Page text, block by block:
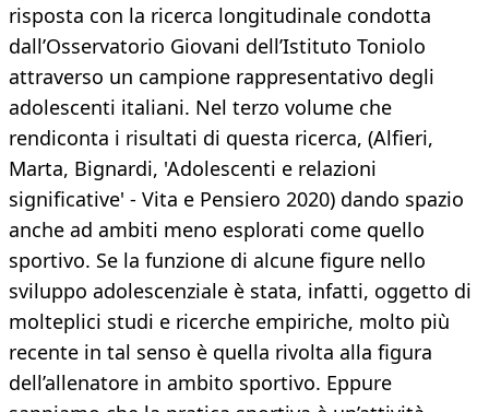
risposta con la ricerca longitudinale condotta
dall’Osservatorio Giovani dell’Istituto Toniolo
attraverso un campione rappresentativo degli
adolescenti italiani. Nel terzo volume che
rendiconta i risultati di questa ricerca, (Alfieri,
Marta, Bignardi, 'Adolescenti e relazioni
significative' - Vita e Pensiero 2020) dando spazio
anche ad ambiti meno esplorati come quello
sportivo. Se la funzione di alcune figure nello
sviluppo adolescenziale è stata, infatti, oggetto di
molteplici studi e ricerche empiriche, molto più
recente in tal senso è quella rivolta alla figura
dell’allenatore in ambito sportivo. Eppure